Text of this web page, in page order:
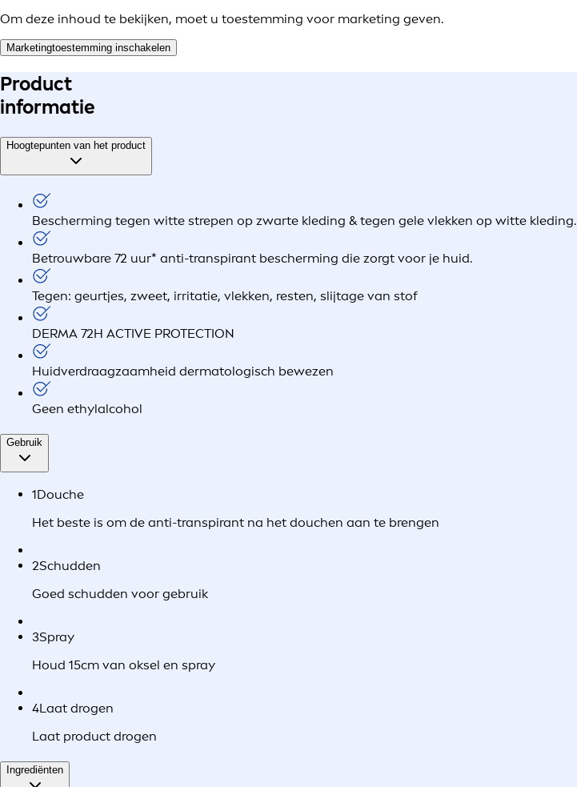
Om deze inhoud te bekijken, moet u toestemming voor marketing geven.
Marketingtoestemming inschakelen
Product
informatie
Hoogtepunten van het product
Bescherming tegen witte strepen op zwarte kleding & tegen gele vlekken op witte kleding.
Betrouwbare 72 uur* anti-transpirant bescherming die zorgt voor je huid.
Tegen: geurtjes, zweet, irritatie, vlekken, resten, slijtage van stof
DERMA 72H ACTIVE PROTECTION
Huidverdraagzaamheid dermatologisch bewezen
Geen ethylalcohol
Gebruik
1Douche
Het beste is om de anti-transpirant na het douchen aan te brengen
2Schudden
Goed schudden voor gebruik
3Spray
Houd 15cm van oksel en spray
4Laat drogen
Laat product drogen
Ingrediënten